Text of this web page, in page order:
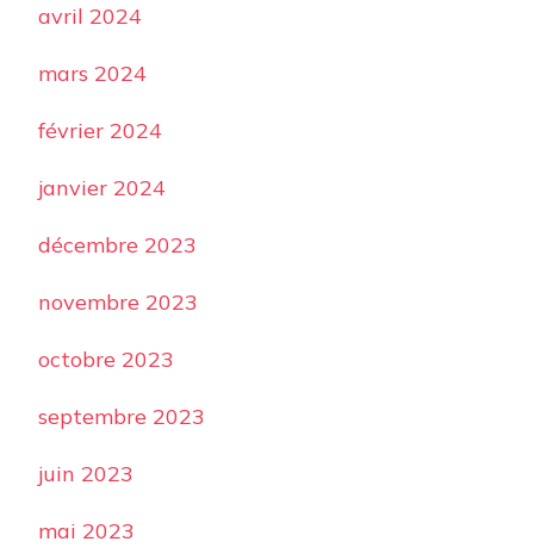
avril 2024
mars 2024
février 2024
janvier 2024
décembre 2023
novembre 2023
octobre 2023
septembre 2023
juin 2023
mai 2023